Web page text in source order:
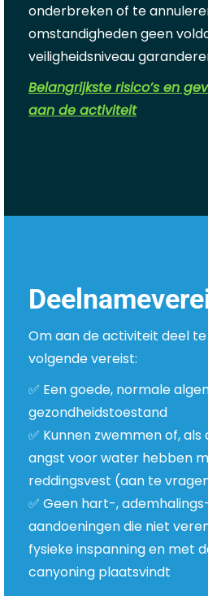
onderbreken of te
omstandigheden geen
veiligheidsniveau
Belangrijkste risico’s en
aan de activiteit
Om aan de activiteit deel
volgende vereist:
✅ Een goede, normale
gezondheidstoestand
✅ Kunnen zwemmen of,
angst voor water hebben
reddingsvest (aan te
✅ Geen hart-,
aandoeningen die niet
fysieke inspanning en met
canyoning plaatsvindt